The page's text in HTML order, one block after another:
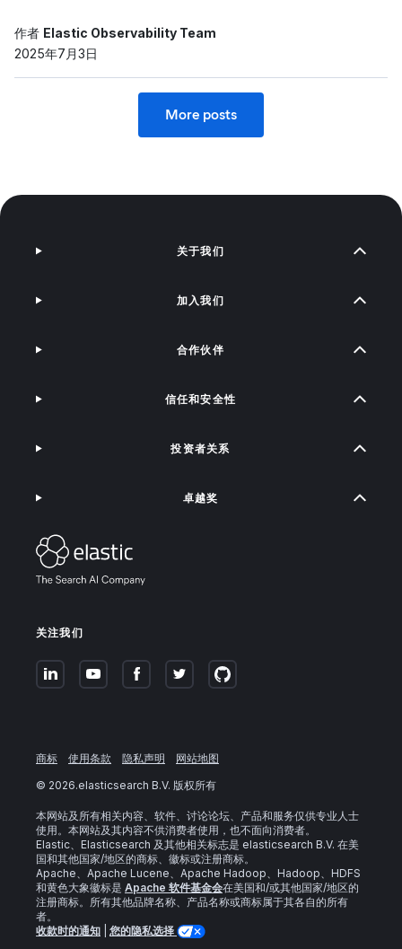
作者 Elastic Observability Team
2025年7月3日
More posts
关注我们
关于我们
加入我们
合作伙伴
信任和安全性
投资者关系
卓越奖
商标 使用条款 隐私声明
网站地图
© 2026.elasticsearch B.V. 版权所有
本网站及所有相关内容、软件、讨论论坛、产品和服务仅供专业人士
使用。本网站及其内容不供消费者使用，也不面向消费者。
Elastic、Elasticsearch 及其他相关标志是 elasticsearch B.V. 在美
国和其他国家/地区的商标、徽标或注册商标。
Apache、Apache Lucene、Apache Hadoop、Hadoop、HDFS
和黄色大象徽标是 Apache 软件基金会在美国和/或其他国家/地区的
注册商标。所有其他品牌名称、产品名称或商标属于其各自的所有
者。
收款时的通知
您的隐私选择